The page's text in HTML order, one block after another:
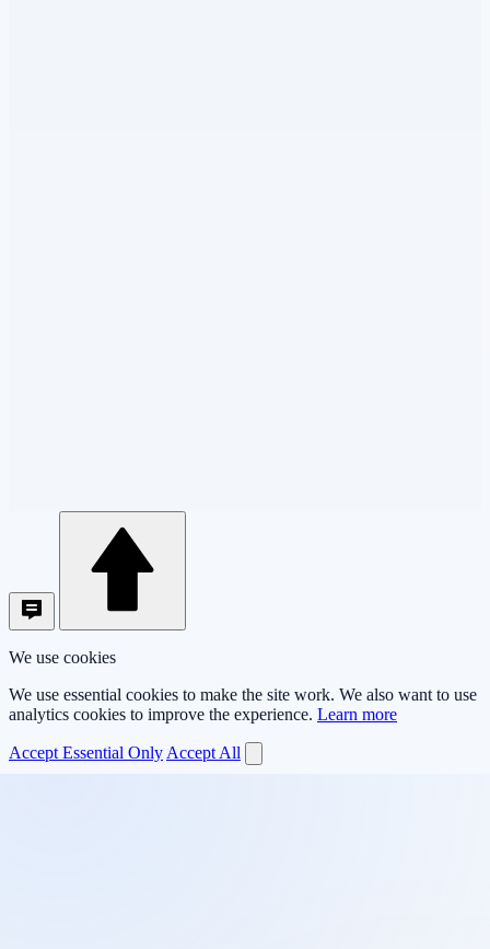
We use cookies
We use essential cookies to make the site work. We also want to use
analytics cookies to improve the experience. Learn more
Accept Essential Only Accept All